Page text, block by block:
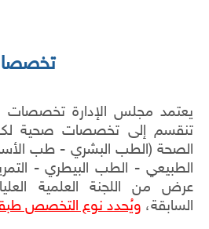
يعتمد مجلس الإدارة تخصصات
تنقسم إلى تخصصات صحية
الصحة (الطب البشري - طب
الطبيعي - الطب البيطري -
عرض من اللجنة العلمية
السابقة، ويُحدد نوع التخصص طبقاً